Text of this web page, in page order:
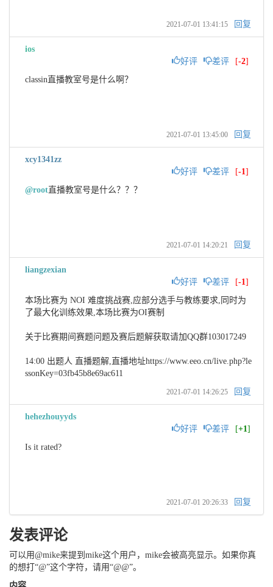
2021-07-01 13:41:15 回复
ios
好评
差评 [-2]
2021-07-01 13:45:00 回复
xcy1341zz
好评
差评 [-1]
@root
2021-07-01 14:20:21 回复
liangzexian
好评
差评 [-1]
本场比赛为 NOI 难度挑战赛,应部分选手与教练要求,同时为
了最大化训练效果,本场比赛为OI赛制
关于比赛期间赛题问题及赛后题解获取请加QQ群103017249
14:00 出题人 直播题解,直播地址https://www.eeo.cn/live.php?le
ssonKey=03fb45b8e69ac611
2021-07-01 14:26:25 回复
hehezhouyyds
好评
差评 [+1]
Is it rated?
2021-07-01 20:26:33 回复
发表评论
可以用@mike来提到mike这个用户，mike会被高亮显示。如果你真
的想打“@”这个字符，请用“@@”。